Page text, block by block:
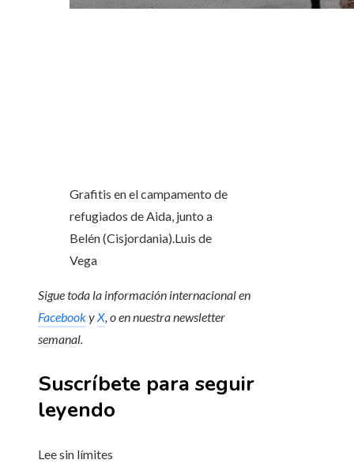
Grafitis en el campamento de
refugiados de Aida, junto a
Belén (Cisjordania).Luis de
Vega
Sigue toda la información internacional en
FacebookyX, o ennuestra newsletter
semanal.
Suscríbete para seguir
leyendo
Lee sin límites